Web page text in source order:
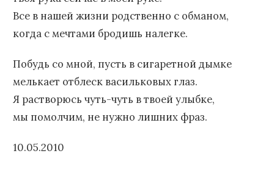
Все в нашей жизни родственно с обманом,
когда с мечтами бродишь налегке.
Побудь со мной, пусть в сигаретной дымке
мелькает отблеск васильковых глаз.
Я растворюсь чуть-чуть в твоей улыбке,
мы помолчим, не нужно лишних фраз.
10.05.2010